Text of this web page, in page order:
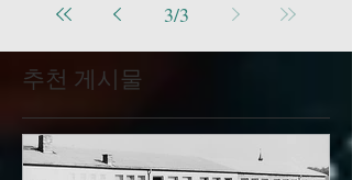
률이 급격하게 올라가고 사회적 비용 또
3/3
추천 게시물